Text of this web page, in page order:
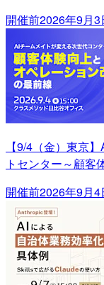
開催前2026年9月3
【9/4（金）東京
トセンター～顧客
開催前2026年9月4